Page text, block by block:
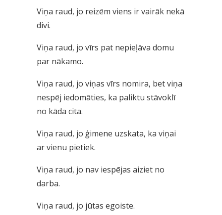
Viņa raud, jo reizēm viens ir vairāk nekā
divi.
Viņa raud, jo vīrs pat nepieļāva domu
par nākamo.
Viņa raud, jo viņas vīrs nomira, bet viņa
nespēj iedomāties, ka paliktu stāvoklī
no kāda cita.
Viņa raud, jo ģimene uzskata, ka viņai
ar vienu pietiek.
Viņa raud, jo nav iespējas aiziet no
darba.
Viņa raud, jo jūtas egoiste.